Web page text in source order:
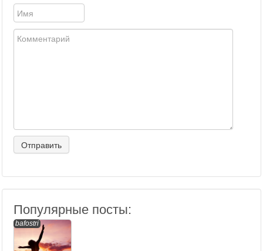
Популярные посты:
bafostri